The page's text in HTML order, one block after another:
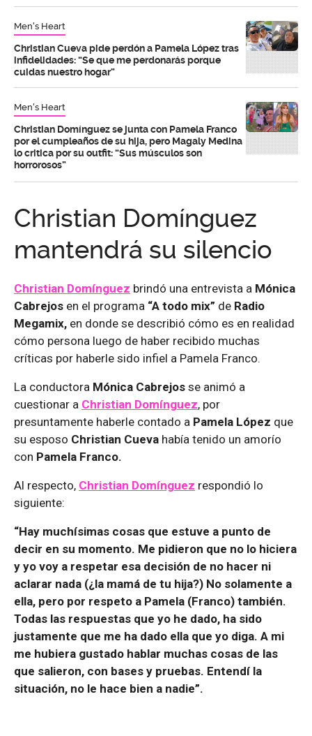
Men's Heart
Christian Cueva pide perdón a Pamela López tras
infidelidades: “Se que me perdonarás porque
cuidas nuestro hogar”
Men's Heart
Christian Domínguez se junta con Pamela Franco
por el cumpleaños de su hija, pero Magaly Medina
lo critica por su outfit: “Sus músculos son
horrorosos”
Christian Domínguez
mantendrá su silencio
Christian Domínguez brindó una entrevista a Mónica
Cabrejos en el programa “A todo mix” de Radio
Megamix, en donde se describió cómo es en realidad
cómo persona luego de haber recibido muchas
críticas por haberle sido infiel a Pamela Franco.
La conductora Mónica Cabrejos se animó a
cuestionar a Christian Domínguez, por
presuntamente haberle contado a Pamela López que
su esposo Christian Cueva había tenido un amorío
con Pamela Franco.
Al respecto, Christian Domínguez respondió lo
siguiente:
“Hay muchísimas cosas que estuve a punto de
decir en su momento. Me pidieron que no lo hiciera
y yo voy a respetar esa decisión de no hacer ni
aclarar nada (¿la mamá de tu hija?) No solamente a
ella, pero por respeto a Pamela (Franco) también.
Todas las respuestas que yo he dado, ha sido
justamente que me ha dado ella que yo diga. A mi
me hubiera gustado hablar muchas cosas de las
que salieron, con bases y pruebas. Entendí la
situación, no le hace bien a nadie”.